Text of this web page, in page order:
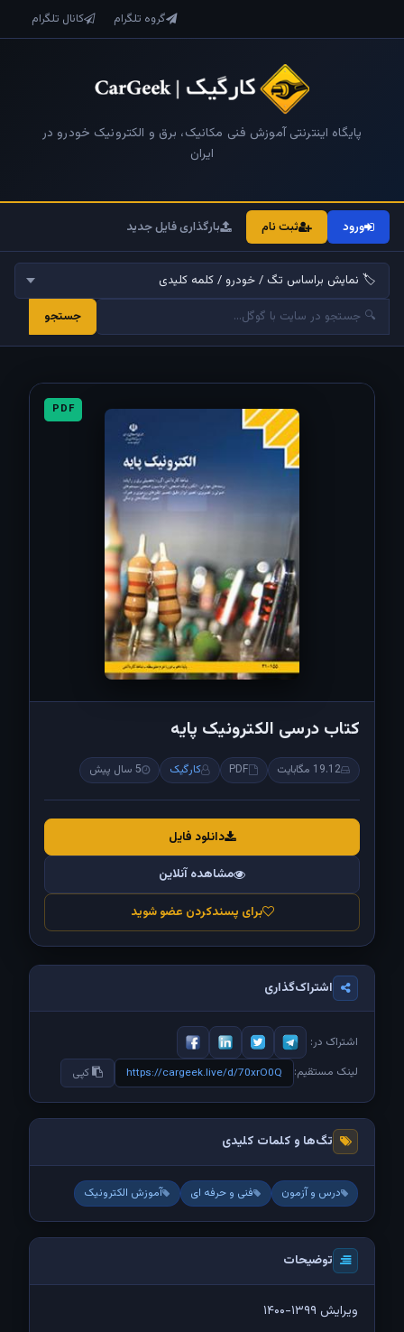
گروه تلگرام کانال تلگرام
پایگاه اینترنتی آموزش فنی مکانیک، برق و الکترونیک خودرو در
ایران
ورود ثبت نام بارگذاری فایل جدید
جستجو
PDF
کتاب درسی الکترونیک پایه
19.12 مگابایت PDF کارگیک 5 سال پیش
دانلود فایل
مشاهده آنلاین
برای پسندکردن عضو شوید
اشتراک‌گذاری
اشتراک در:
لینک مستقیم: https://cargeek.live/d/70xrO0Q کپی
تگ‌ها و کلمات کلیدی
درس و آزمون فنی و حرفه ای آموزش الکترونیک
توضیحات
ویرایش ۱۳۹۹-۱۴۰۰